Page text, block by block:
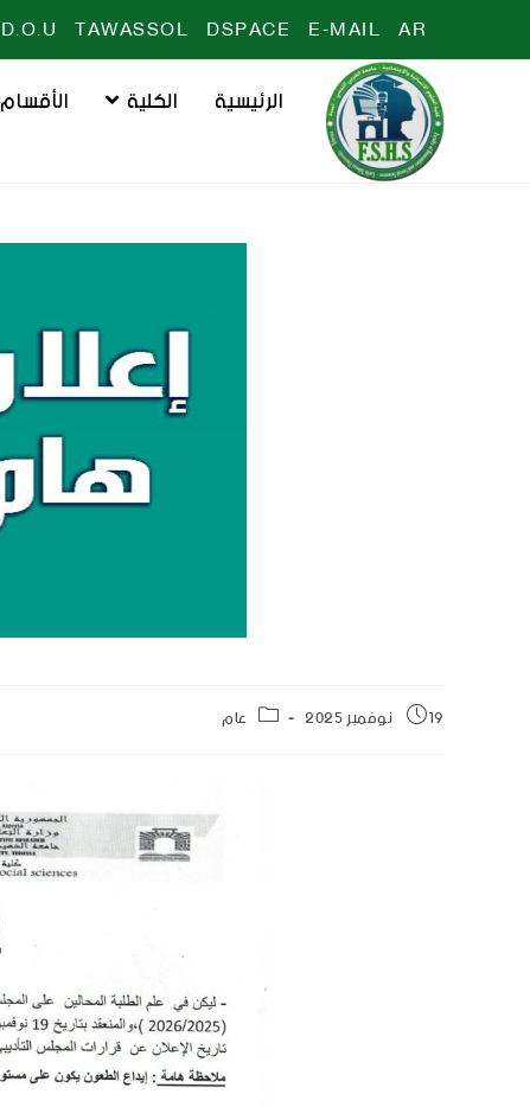
AR
E-MAIL
DSPACE
TAWASSOL
D.O.U
الرئيسية الكلية الأقسام
19 نوفمبر 2025 عام